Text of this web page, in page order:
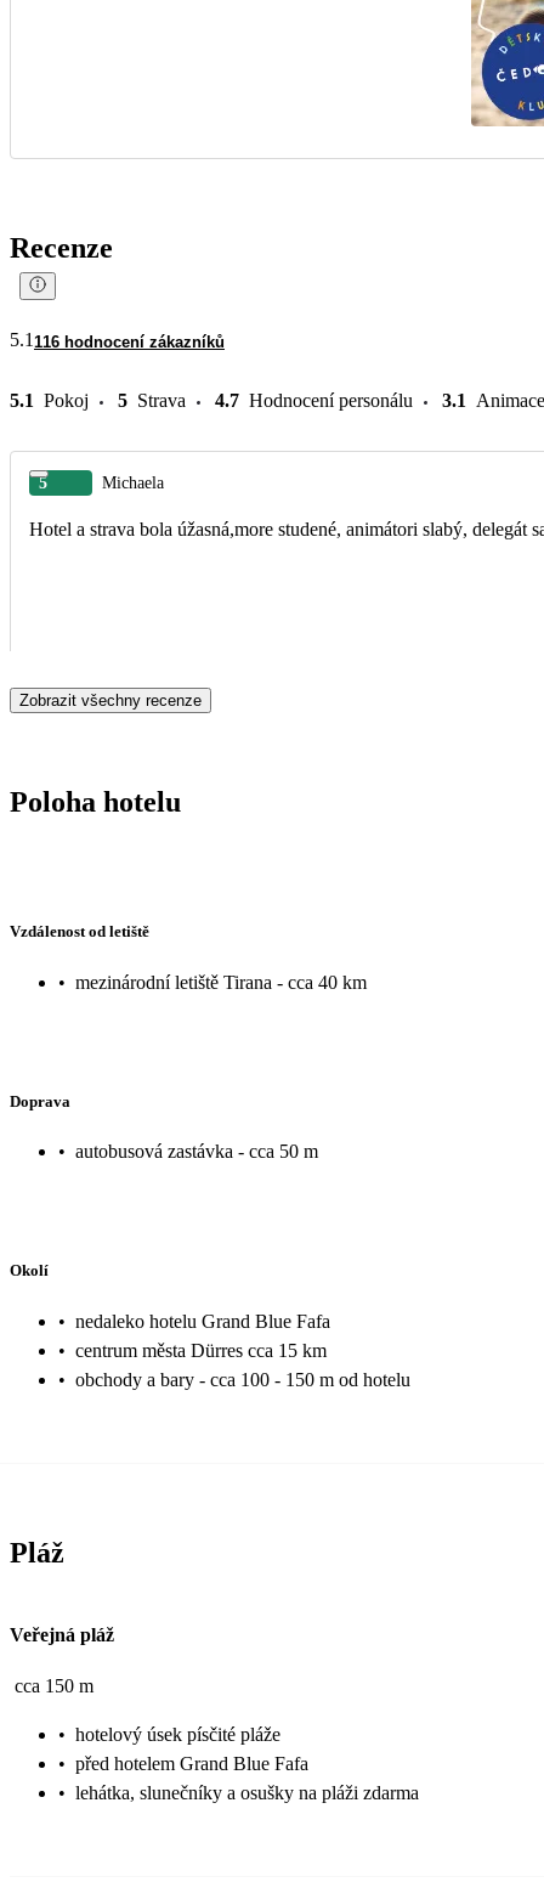
Recenze
5.1 116 hodnocení zákazníků
5.1 Pokoj 5 Strava 4.7 Hodnocení personálu 3.1 Animace
5 Michaela
Hotel a strava bola úžasná,more studené, animátori slabý, delegát
Zobrazit všechny recenze
Poloha hotelu
Vzdálenost od letiště
• mezinárodní letiště Tirana - cca 40 km
Doprava
• autobusová zastávka - cca 50 m
Okolí
• nedaleko hotelu Grand Blue Fafa
• centrum města Dürres cca 15 km
• obchody a bary - cca 100 - 150 m od hotelu
Pláž
Veřejná pláž
cca 150 m
• hotelový úsek písčité pláže
• před hotelem Grand Blue Fafa
• lehátka, slunečníky a osušky na pláži zdarma